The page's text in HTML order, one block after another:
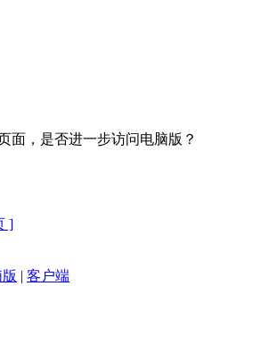
面，是否进一步访问电脑版？
]
| 客户端